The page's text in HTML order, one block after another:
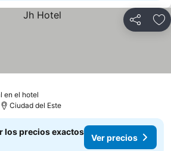
Compartir
en el hotel
Ciudad del Este
los precios exactos
Ver precios